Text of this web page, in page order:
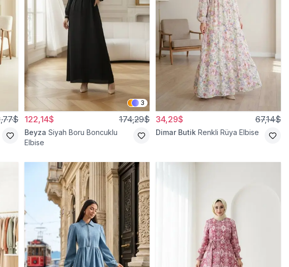
3
122,14$ 174,29$
Beyza Siyah Boru Boncuklu
Elbise
34,29$ 67,14$
Dimar Butik Renkli Rüya Elbise